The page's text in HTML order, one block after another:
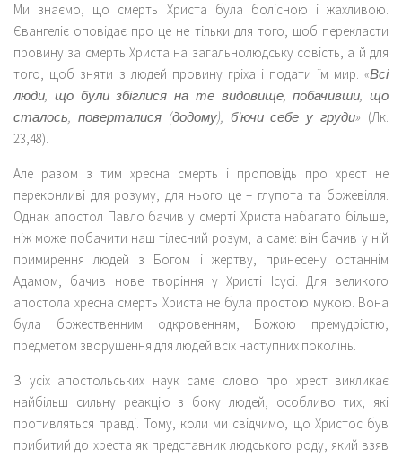
Ми знаємо, що смерть Христа була болісною і жахливою.
Євангеліє оповідає про це не тільки для того, щоб перекласти
провину за смерть Христа на загальнолюдську совість, а й для
того, щоб зняти з людей провину гріха і подати їм мир. «Всі
люди, що були збіглися на те видовище, побачивши, що
сталось, поверталися (додому), б’ючи себе у груди» (Лк.
23,48).
Але разом з тим хресна смерть і проповідь про хрест не
переконливі для розуму, для нього це – глупота та божевілля.
Однак апостол Павло бачив у смерті Христа набагато більше,
ніж може побачити наш тілесний розум, а саме: він бачив у ній
примирення людей з Богом і жертву, принесену останнім
Адамом, бачив нове творіння у Христі Ісусі. Для великого
апостола хресна смерть Христа не була простою мукою. Вона
була божественним одкровенням, Божою премудрістю,
предметом зворушення для людей всіх наступних поколінь.
З усіх апостольських наук саме слово про хрест викликає
найбільш сильну реакцію з боку людей, особливо тих, які
противляться правді. Тому, коли ми свідчимо, що Христос був
прибитий до хреста як представник людського роду, який взяв